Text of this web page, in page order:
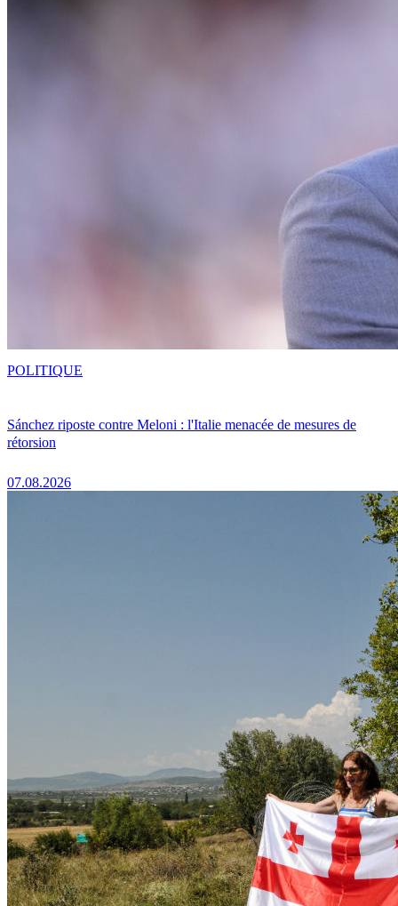
Sánchez riposte contre Meloni : l'Italie menacée de mesures de
rétorsion
07.08.2026
POLITIQUE